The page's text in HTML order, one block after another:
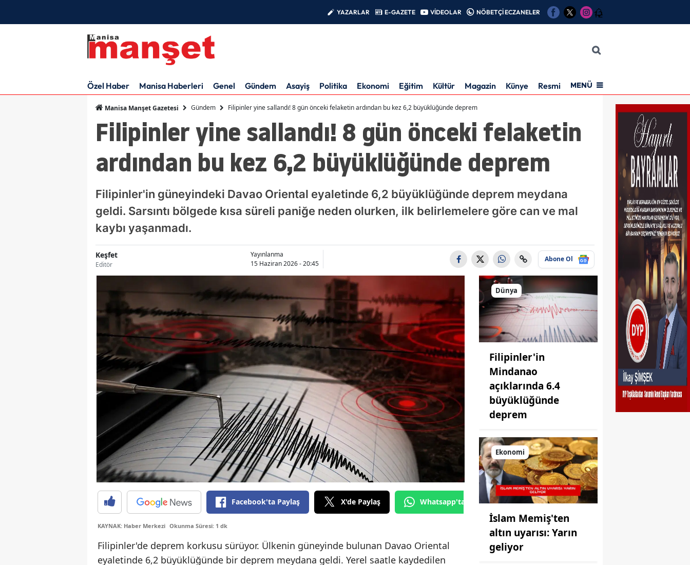
YAZARLAR E-GAZETE VİDEOLAR NÖBETÇİ ECZANELER 12
Özel Haber Manisa Haberleri Genel Gündem Asayiş Politika Ekonomi Eğitim Kültür Magazin Künye Resmi İlanMENÜ
Manisa Manşet Gazetesi Gündem Filipinler yine sallandı! 8 gün önceki felaketin ardından bu kez 6,2 büyüklüğünde deprem
Filipinler yine sallandı! 8 gün önceki felaketin
ardından bu kez 6,2 büyüklüğünde deprem
Filipinler'in güneyindeki Davao Oriental eyaletinde 6,2 büyüklüğünde deprem meydana
geldi. Sarsıntı bölgede kısa süreli paniğe neden olurken, ilk belirlemelere göre can ve mal
kaybı yaşanmadı.
Keşfet
Editör
Yayınlanma
15 Haziran 2026 - 20:45
Abone Ol
Facebook'ta Paylaş X'de Paylaş Whatsapp'tan Gönder
KAYNAK: Haber Merkezi Okunma Süresi: 1 dk
Filipinler'de deprem korkusu sürüyor. Ülkenin güneyinde bulunan Davao Oriental
eyaletinde 6,2 büyüklüğünde bir deprem meydana geldi. Yerel saatle kaydedilen
Dünya
Filipinler'in
Mindanao
açıklarında 6.4
büyüklüğünde
deprem
Ekonomi
İslam Memiş'ten
altın uyarısı: Yarın
geliyor